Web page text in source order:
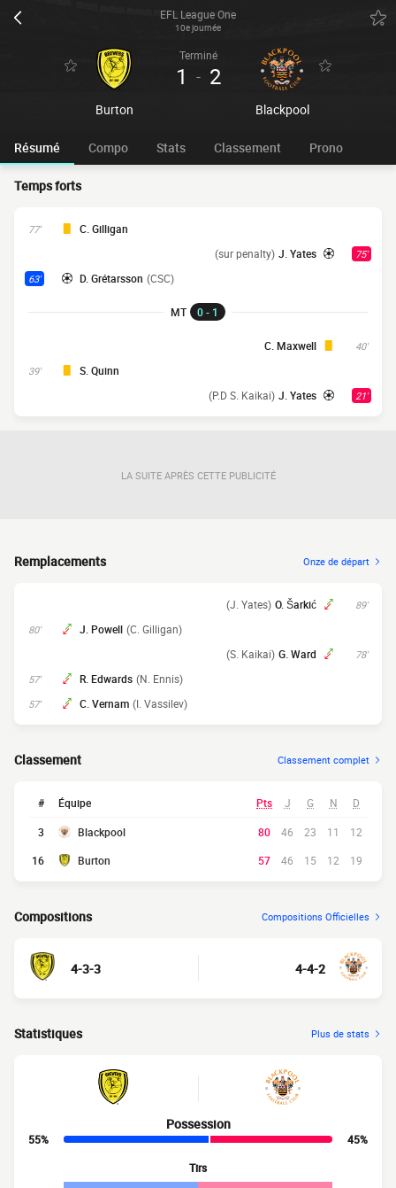
EFL League One
10e journée
Burton
Terminé
1 - 2
Blackpool
Résumé Compo Stats Classement Prono
Temps forts
77' C. Gilligan
75'
J. Yates
(sur penalty)
63' D. Grétarsson (CSC)
MT 0 - 1
40'
C. Maxwell
39' S. Quinn
21'
J. Yates
(P.D S. Kaikai)
LA SUITE APRÈS CETTE PUBLICITÉ
Remplacements Onze de départ
89'
O. Šarkić
(J. Yates)
80' J. Powell (C. Gilligan)
78'
G. Ward
(S. Kaikai)
57' R. Edwards (N. Ennis)
57' C. Vernam (I. Vassilev)
Classement Classement complet
# Équipe Pts J G N D
3 Blackpool 80 46 23 11
12
16
Burton 57 46 15 12 19
Compositions Compositions Officielles
4-3-3 4-4-2
Statistiques Plus de stats
Possession
55%
45%
Tirs